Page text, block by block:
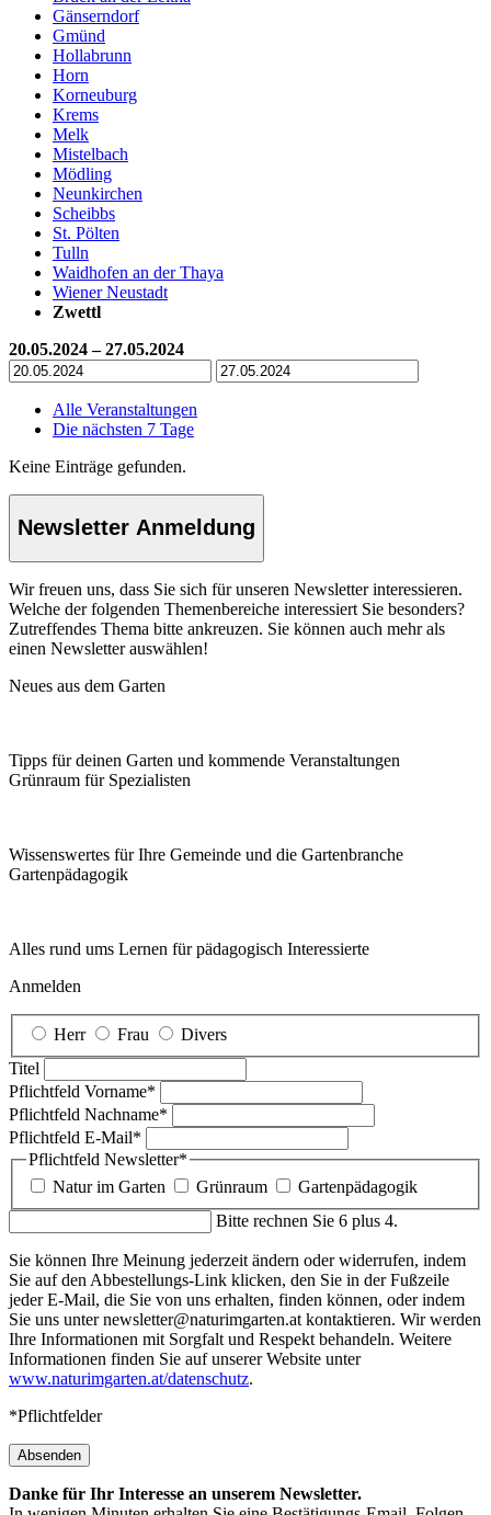
Gänserndorf
Gmünd
Hollabrunn
Horn
Korneuburg
Krems
Melk
Mistelbach
Mödling
Neunkirchen
Scheibbs
St. Pölten
Tulln
Waidhofen an der Thaya
Wiener Neustadt
Zwettl
20.05.2024 – 27.05.2024
Alle Veranstaltungen
Die nächsten 7 Tage
Keine Einträge gefunden.
Newsletter Anmeldung
Wir freuen uns, dass Sie sich für unseren Newsletter interessieren.
Welche der folgenden Themenbereiche interessiert Sie besonders?
Zutreffendes Thema bitte ankreuzen. Sie können auch mehr als
einen Newsletter auswählen!
Neues aus dem Garten
Tipps für deinen Garten und kommende Veranstaltungen
Grünraum für Spezialisten
Wissenswertes für Ihre Gemeinde und die Gartenbranche
Garten­pädagogik
Alles rund ums Lernen für pädagogisch Interessierte
Anmelden
Herr Frau
Divers
Titel
Pflichtfeld Vorname*
Pflichtfeld Nachname*
Pflichtfeld E-Mail*
Pflichtfeld Newsletter*
Natur im Garten
Grünraum
Gartenpädagogik
Bitte rechnen Sie 6 plus 4.
Sie können Ihre Meinung jederzeit ändern oder widerrufen, indem
Sie auf den Abbestellungs-Link klicken, den Sie in der Fußzeile
jeder E-Mail, die Sie von uns erhalten, finden können, oder indem
Sie uns unter newsletter@naturimgarten.at kontaktieren. Wir werden
Ihre Informationen mit Sorgfalt und Respekt behandeln. Weitere
Informationen finden Sie auf unserer Website unter
www.naturimgarten.at/datenschutz.
*Pflichtfelder
Absenden
Danke für Ihr Interesse an unserem Newsletter.